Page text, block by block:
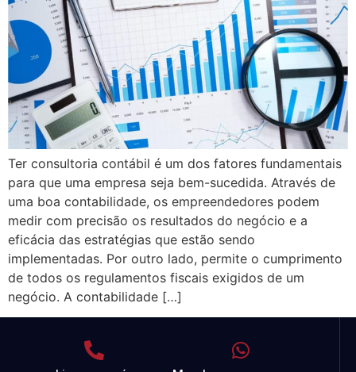
Ter consultoria contábil é um dos fatores fundamentais
para que uma empresa seja bem-sucedida. Através de
uma boa contabilidade, os empreendedores podem
medir com precisão os resultados do negócio e a
eficácia das estratégias que estão sendo
implementadas. Por outro lado, permite o cumprimento
de todos os regulamentos fiscais exigidos de um
negócio. A contabilidade […]